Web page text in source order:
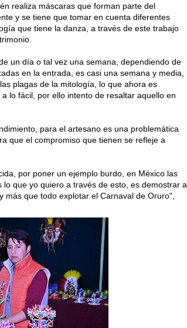
realiza máscaras que forman parte del
y se tiene que tomar en cuenta diferentes
que tiene la danza, a través de este trabajo
un día o tal vez una semana, dependiendo de
en la entrada, es casi una semana y media,
plagas de la mitología, lo que ahora es
lo fácil, por ello intento de resaltar aquello en
para el artesano es una problemática
que el compromiso que tienen se refleje a
por poner un ejemplo burdo, en México las
que yo quiero a través de esto, es demostrar a
que todo explotar el Carnaval de Oruro",